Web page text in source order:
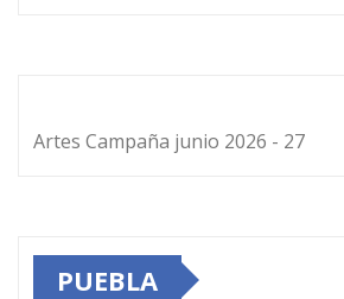
Artes Campaña junio 2026 - 27
PUEBLA